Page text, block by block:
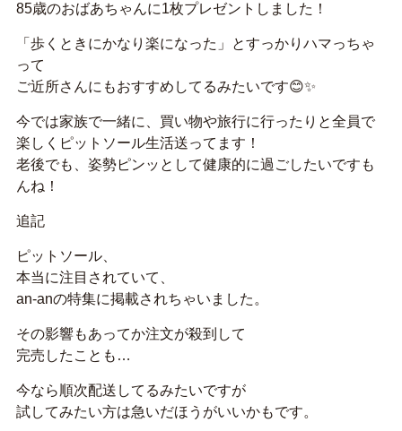
85歳のおばあちゃんに1枚プレゼントしました！
「歩くときにかなり楽になった」とすっかりハマっちゃ
って
ご近所さんにもおすすめしてるみたいです😊✨
今では家族で一緒に、買い物や旅行に行ったりと全員で
楽しくピットソール生活送ってます！
老後でも、姿勢ピンッとして健康的に過ごしたいですも
んね！
追記
ピットソール、
本当に注目されていて、
an-anの特集に掲載されちゃいました。
その影響もあってか注文が殺到して
完売したことも…
今なら順次配送してるみたいですが
試してみたい方は急いだほうがいいかもです。